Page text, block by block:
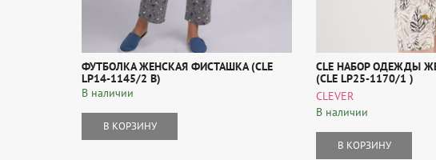
ФУТБОЛКА ЖЕНСКАЯ ФИСТАШКА (CLE
LP14-1145/2 В)
В наличии
В КОРЗИНУ
CLE НАБОР ОДЕЖДЫ
(CLE LP25-1170/1 )
CLEVER
В наличии
В КОРЗИНУ